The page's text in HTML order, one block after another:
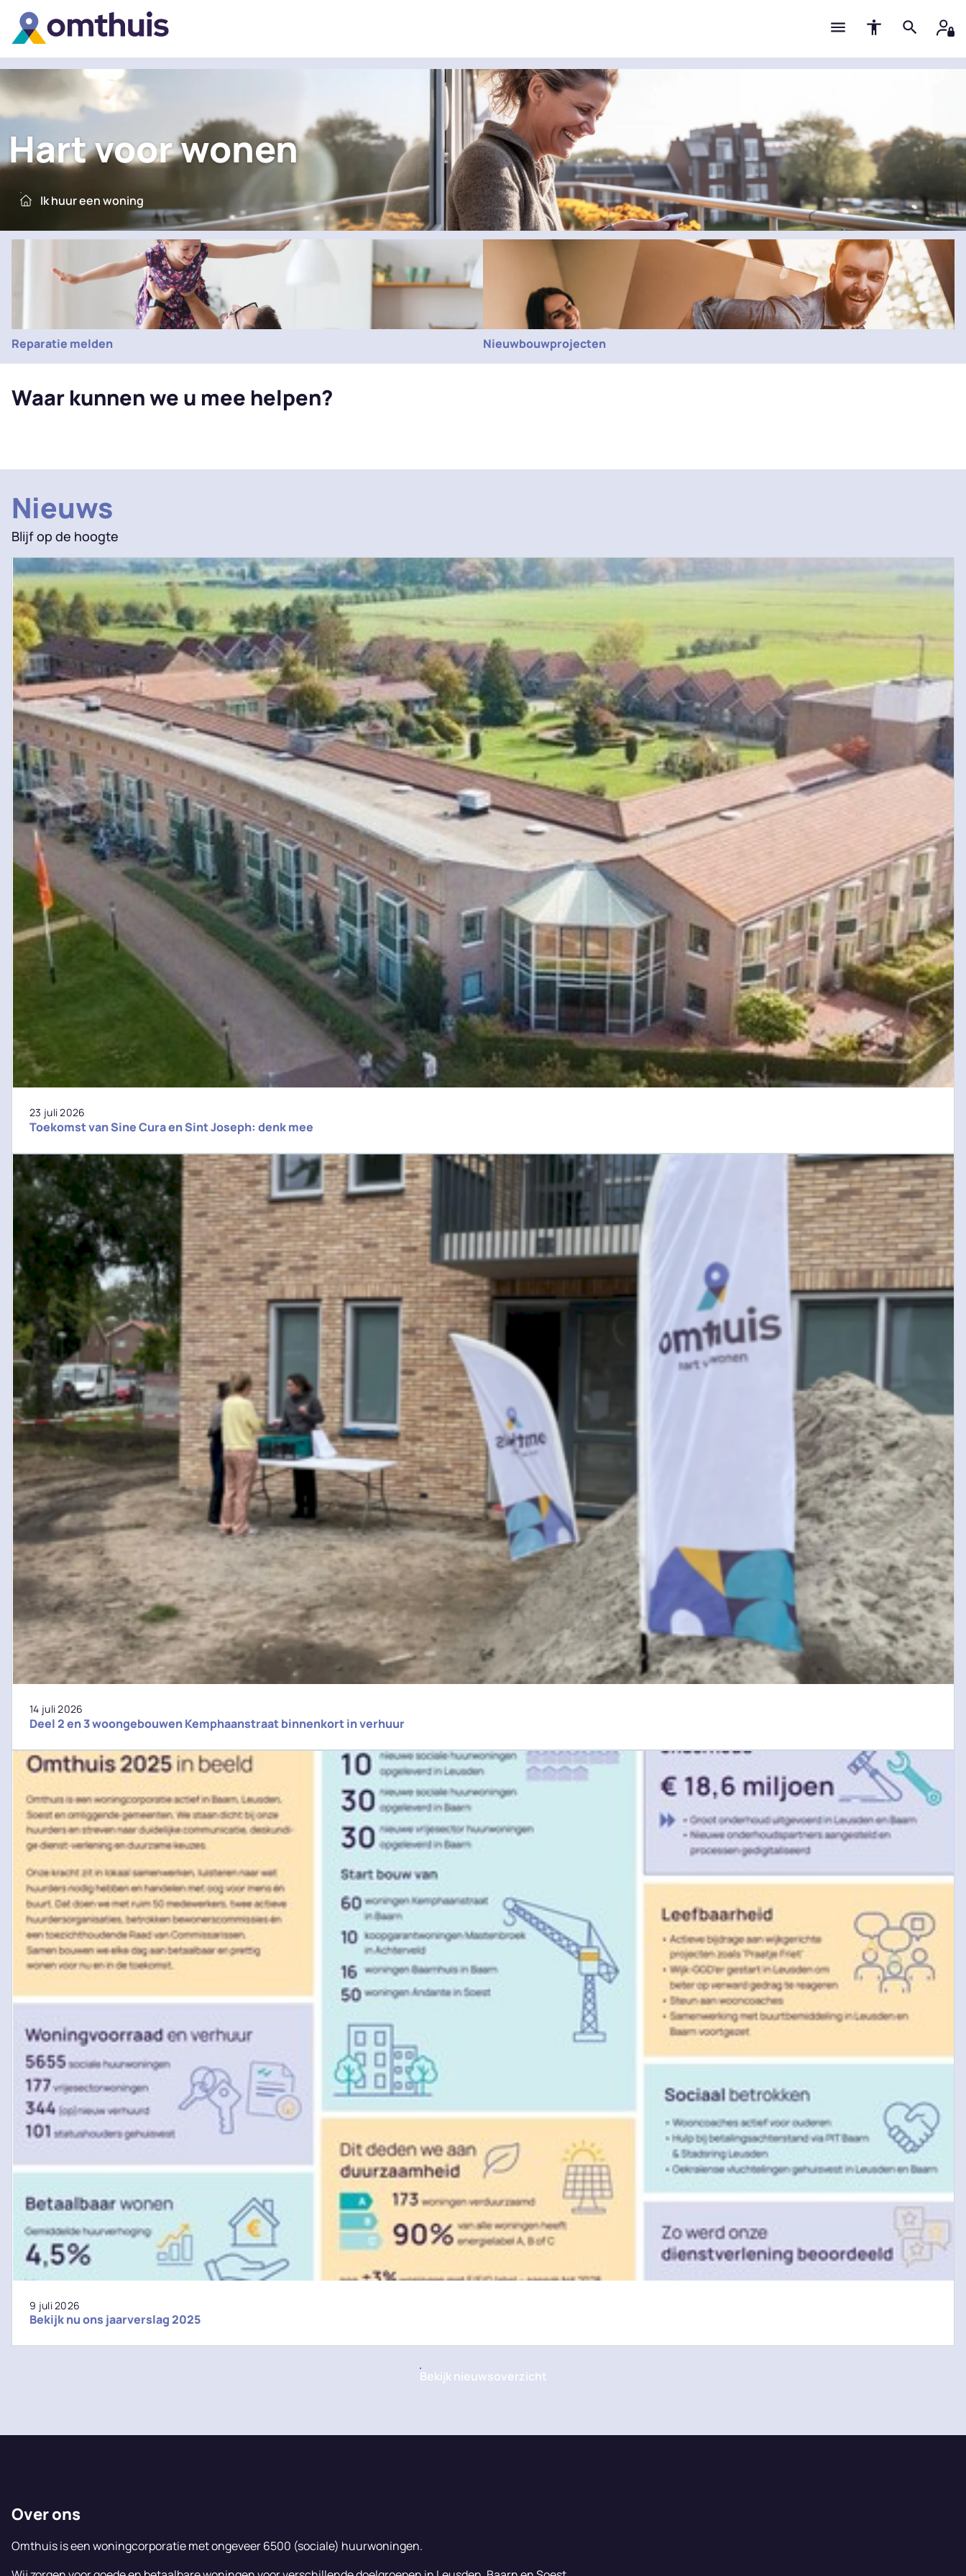
Hart voor wonen
Ik huur een woning
Reparatie melden Nieuwbouwprojecten
Waar kunnen we u mee helpen?
Nieuws
Blijf op de hoogte
Toekomst van Sine Cura en Sint Joseph: denk mee
23 juli 2026
Deel 2 en 3 woongebouwen Kemphaanstraat binnenkort in verhuur
14 juli 2026
Bekijk nu ons jaarverslag 2025
9 juli 2026
Bekijk nieuwsoverzicht
Over ons
Omthuis is een woningcorporatie met ongeveer 6500 (sociale) huurwoningen.